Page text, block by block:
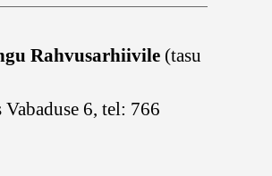
Rahvusarhiivile (tasu
6, tel: 766